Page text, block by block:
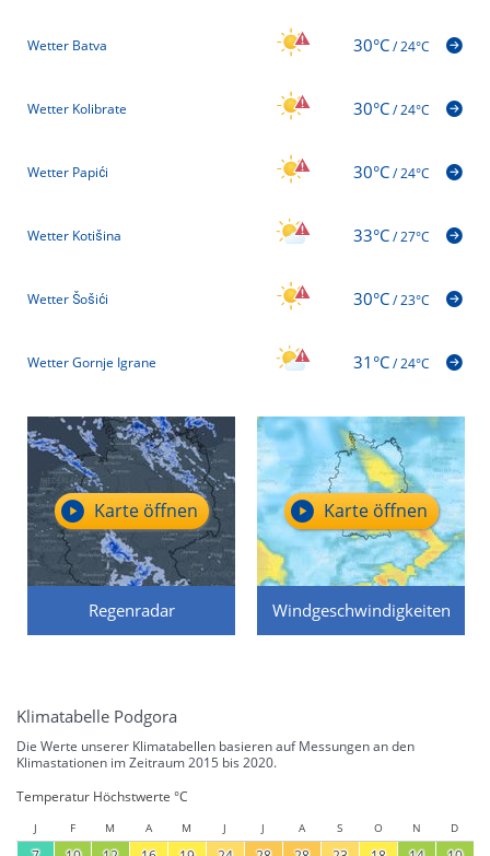
Wetter Batva 30°C/24°C
Wetter Kolibrate 30°C/24°C
Wetter Papići 30°C/24°C
Wetter Kotišina 33°C/27°C
Wetter Šošići 30°C/23°C
Wetter Gornje Igrane 31°C/24°C
Regenradar
Karte öffnen
Windgeschwindigkeiten
Karte öffnen
Klimatabelle Podgora
Die Werte unserer Klimatabellen basieren auf Messungen an den
Klimastationen im Zeitraum 2015 bis 2020.
Temperatur Höchstwerte °C
J F M A M J J A S O N D